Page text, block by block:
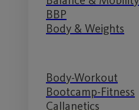
BBP
Body & Weights
Body-Workout
Bootcamp-Fitness
Callanetics